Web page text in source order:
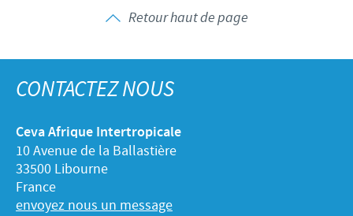
Retour haut de page
CONTACTEZ NOUS
Ceva Afrique Intertropicale
10 Avenue de la Ballastière
33500 Libourne
France
envoyez nous un message